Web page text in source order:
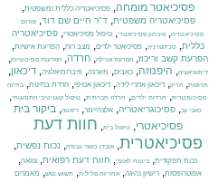
פסיכיאטר מומחה,פסיכיאטריה כללית ומשפטית,
פסיכיאטריה משפטית,ד"ר חיים שם דוד,פורום
פסיכיאטריה, איבחון פסיכיאטרי, טיפול פסיכיאטרי, פסיכיאטריה
כללית,סכיזופרניה,פסיכיאטר ילדים, מצב רוח,הפרעת אישיות,
הפרעת קשב וריכוז,הפרעת אכילה,חרדה,הפרעות פסיכוטיות,
דיסוציאציה, היפנוזה,כאבים, מיגרנה,פיברומיאלגיה,דיכאון,
תרופות, הריון,דיכאון אחרי לידה,דיכאון אטיפי, חרדת בחינות, בחינה
פסיכומטרית, חרדות ילדים, חרדה חברתית, טיפול קוגניטיבי התנהגותי,
כאבי גב, פסיכוגריאטריה, אלצהיימר, דיאטה, ביקור בית
פסיכיאטרי,טיפול בית, חוות דעת
פסיכיאטרית,אובדן כושר עבודה, נכות נפשית,
נכות תפקודית, ביטוח לאומי, חוות דעת רפואית, צוואה,
אפוטרופסות,רישיון נהיגה,אחריות פלילית,תשוש נפש, מאמרים